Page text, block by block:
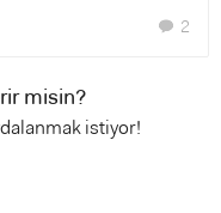
chat 2
misin?
istiyor!